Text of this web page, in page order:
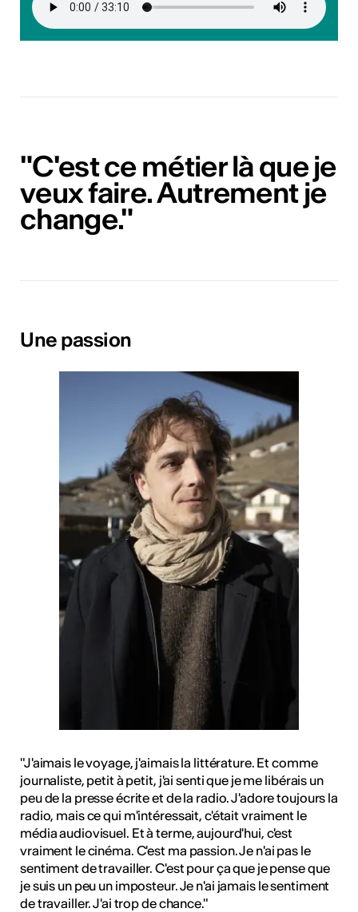
"C'est ce métier là que je
veux faire. Autrement je
change."
Une passion
"J'aimais le voyage, j'aimais la littérature. Et comme
journaliste, petit à petit, j'ai senti que je me libérais un
peu de la presse écrite et de la radio. J'adore toujours la
radio, mais ce qui m'intéressait, c'était vraiment le
média audiovisuel. Et à terme, aujourd'hui, c'est
vraiment le cinéma. C'est ma passion. Je n'ai pas le
sentiment de travailler. C'est pour ça que je pense que
je suis un peu un imposteur. Je n'ai jamais le sentiment
de travailler. J'ai trop de chance."